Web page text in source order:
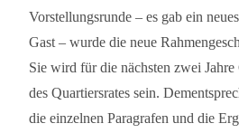
Vorstellungsrunde – es gab ein
Gast – wurde die neue
Sie wird für die nächsten zwei
des Quartiersrates sein.
die einzelnen Paragrafen und die